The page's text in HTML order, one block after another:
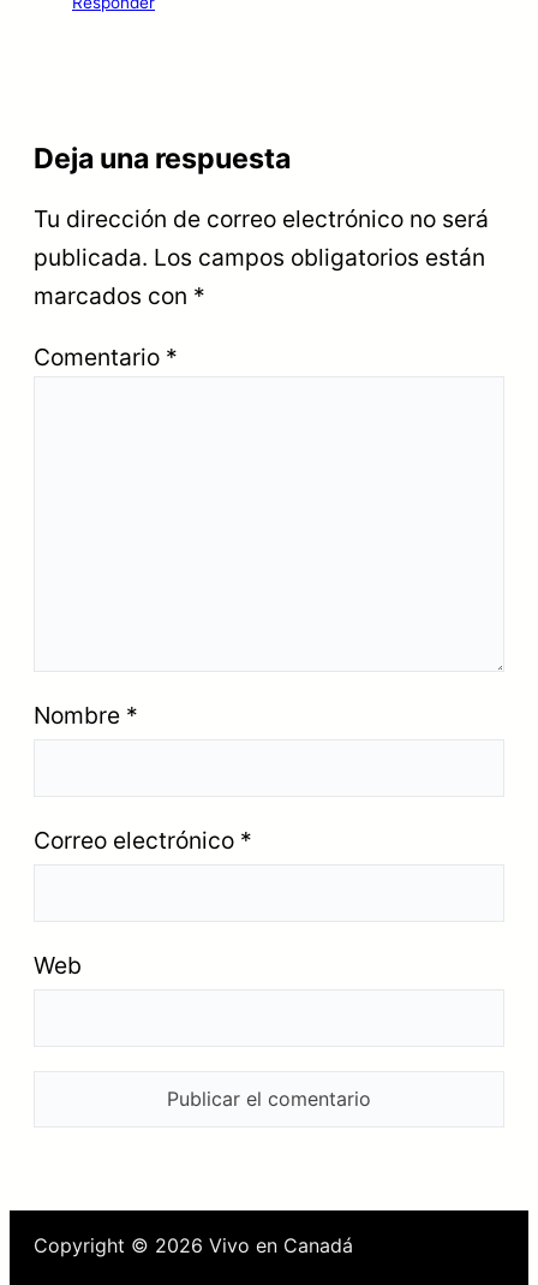
Deja una respuesta
Tu dirección de correo electrónico no será
publicada. Los campos obligatorios están
marcados con *
Comentario *
Nombre *
Correo electrónico *
Web
Copyright © 2026 Vivo en Canadá